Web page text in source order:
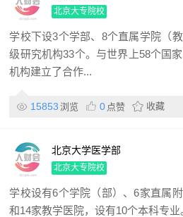
北京大专院校
学校下设3个学部、8个直属学院（
级研究机构33个。与世界上58个国
机构建立了合作...
15853 浏览 0 点赞 收藏
北京大学医学部
北京大专院校
学校设有6个学院（部）、6家直属
和14家教学医院，设有10个本科专